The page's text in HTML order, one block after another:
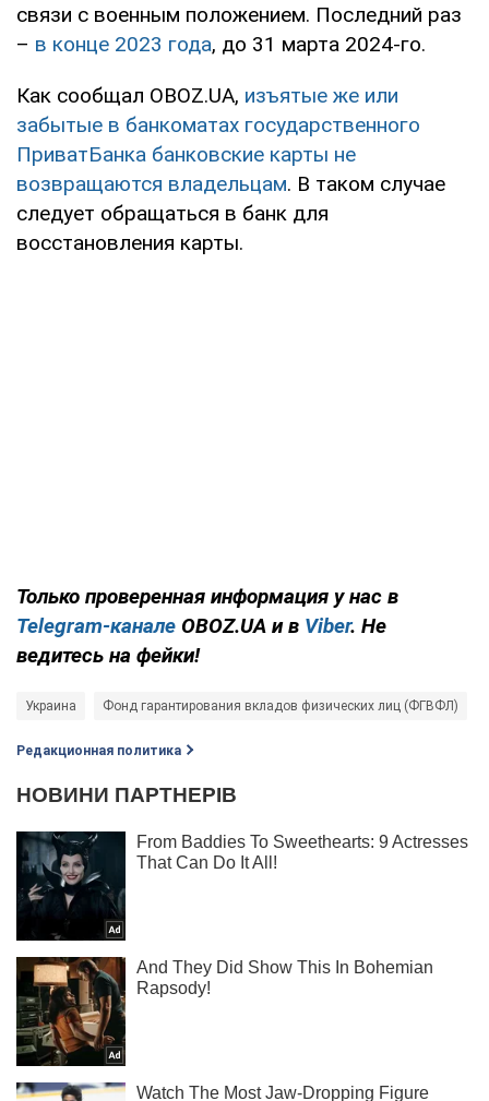
связи с военным положением. Последний раз
– в конце 2023 года, до 31 марта 2024-го.
Как сообщал OBOZ.UA, изъятые же или
забытые в банкоматах государственного
ПриватБанка банковские карты не
возвращаются владельцам. В таком случае
следует обращаться в банк для
восстановления карты.
Только проверенная информация у нас в
Telegram-канале OBOZ.UA и в Viber. Не
ведитесь на фейки!
Украина Фонд гарантирования вкладов физических лиц (ФГВФЛ)
Редакционная политика